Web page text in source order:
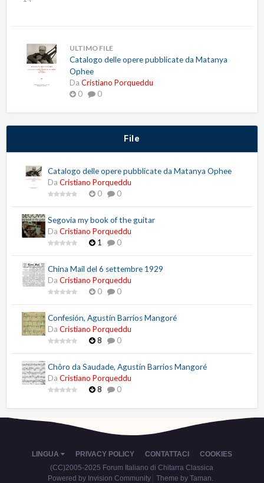
ULTIMO FILE
Catalogo delle opere pubblicate da Matanya
Ophee
Da Cristiano Porqueddu
0
0
File
Catalogo delle opere pubblicate da Matanya Ophee
Da Cristiano Porqueddu
0
0
Segovia my book of the guitar
Da Cristiano Porqueddu
1
0
China Mail del 6 settembre 1929
Da Cristiano Porqueddu
0
0
Confesión, Agustín Barrios Mangoré
Da Cristiano Porqueddu
8
0
Chôro da Saudade, Agustín Barrios Mangoré
Da Cristiano Porqueddu
8
0
LINGUA PRIVACY POLICY CONTATTACI
COOKIES
(CC)2005-2025 Forum Italiano di Chitarra Classica
Powered by Invision Community
Theme by Taman.